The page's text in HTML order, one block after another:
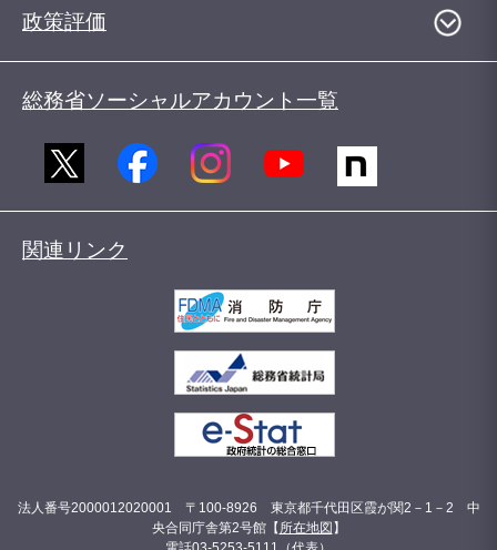
政策評価
総務省ソーシャルアカウント一覧
関連リンク
法人番号2000012020001 〒100-8926 東京都千代田区霞が関2－1－2 中
央合同庁舎第2号館【 所在地図 】